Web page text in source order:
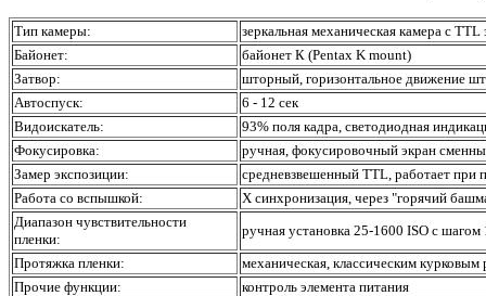
Тип камеры:
зеркальная механическая камера с
Байонет:
байонет К (Pentax K mount)
Затвор:
шторный, горизонтальное движение
Автоспуск:
6 - 12 сек
Видоискатель:
93% поля кадра, светодиодная
Фокусировка:
ручная, фокусировочный экран
Замер экспозиции:
средневзвешенный TTL, работает при
Работа со вспышкой:
X синхронизация, через "горячий
Диапазон чувствительности
пленки:
ручная установка 25-1600 ISO с шагом
Протяжка пленки:
механическая, классическим курковым
Прочие функции:
контроль элемента питания